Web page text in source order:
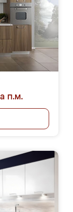
п.м.